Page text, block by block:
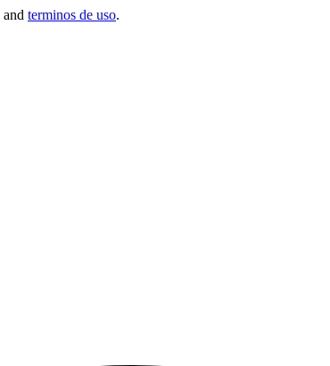
and terminos de uso.